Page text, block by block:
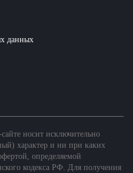
данных
носит исключительно
характер и ни при каких
определяемой
кодекса РФ. Для получения